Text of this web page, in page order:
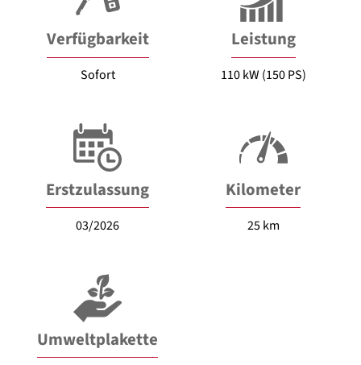
Verfügbarkeit
Sofort
Leistung
110 kW (150 PS)
Erstzulassung
03/2026
Kilometer
25 km
Umweltplakette